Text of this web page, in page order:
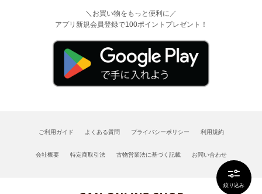
絞り込み
＼お買い物をもっと便利に／
アプリ新規会員登録で100ポイントプレゼント！
ご利用ガイド よくある質問 プライバシーポリシー 利用規約
会社概要 特定商取引法 古物営業法に基づく記載 お問い合わせ